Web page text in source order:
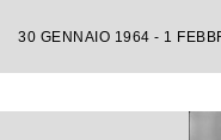
30 GENNAIO 1964 - 1